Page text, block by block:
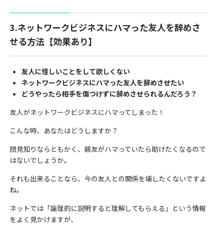
3.ネットワークビジネスにハマった友人を辞めさ
せる方法【効果あり】
友人に怪しいことをして欲しくない
ネットワークビジネスにハマった友人を辞めさせたい
どうやったら相手を傷つけずに辞めさせられるんだろう？
友人がネットワークビジネスにハマってしまった！
こんな時、あなたはどうしますか？
顔見知りならともかく、親友がハマっていたら助けたくなるので
はないでしょうか。
それも出来ることなら、今の友人との関係を壊したくないですよ
ね。
ネットでは「論理的に説明すると理解してもらえる」という情報
をよく見かけますが、